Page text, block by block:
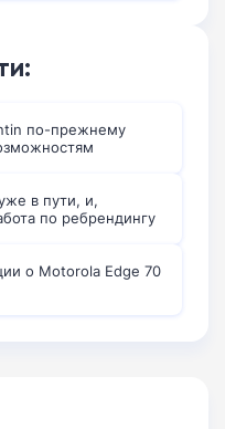
по-прежнему
в пути, и,
по ребрендингу
о Motorola Edge 70